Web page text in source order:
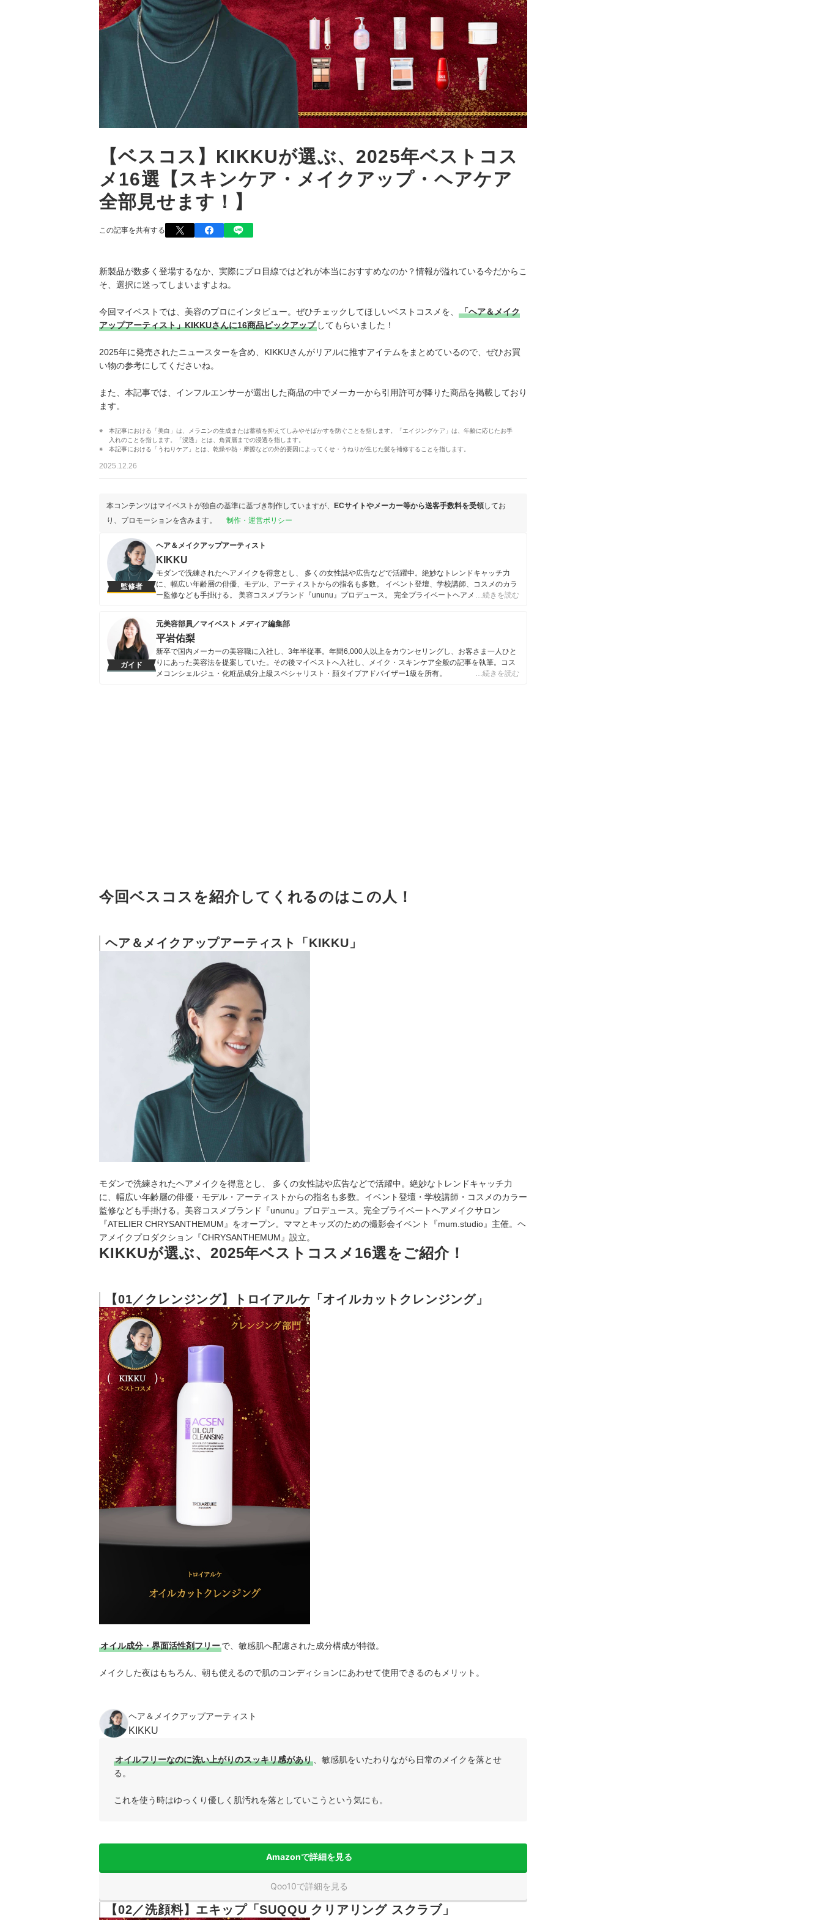
【ベスコス】KIKKUが選ぶ、2025年ベストコス
メ16選【スキンケア・メイクアップ・ヘアケア
全部見せます！】
この記事を共有する
新製品が数多く登場するなか、実際にプロ目線ではどれが本当におすすめなのか？情報が溢れている今だからこ
そ、選択に迷ってしまいますよね。
今回マイベストでは、美容のプロにインタビュー。ぜひチェックしてほしいベストコスメを、
「ヘア＆メイク
アップアーティスト」KIKKUさんに16商品ピックアップ してもらいました！
2025年に発売されたニュースターを含め、KIKKUさんがリアルに推すアイテムをまとめているので、ぜひお買
い物の参考にしてくださいね。
また、本記事では、インフルエンサーが選出した商品の中でメーカーから引用許可が降りた商品を掲載しており
ます。
本記事における「美白」は、メラニンの生成または蓄積を抑えてしみやそばかすを防ぐことを指します。「エイジングケア」は、年齢に応じたお手
入れのことを指します。「浸透」とは、角質層までの浸透を指します。
本記事における「うねりケア」とは、乾燥や熱・摩擦などの外的要因によってくせ・うねりが生じた髪を補修することを指します。
2025.12.26
本コンテンツはマイベストが独自の基準に基づき制作していますが、 ECサイトやメーカー等から送客手数料を受領してお
り、プロモーションを含みます。
制作・運営ポリシー
監修者
ヘア＆メイクアップアーティスト
KIKKU
モダンで洗練されたヘアメイクを得意とし、 多くの女性誌や広告などで活躍中。絶妙なトレンドキャッチ力
に、幅広い年齢層の俳優、モデル、アーティストからの指名も多数。 イベント登壇、学校講師、コスメのカラ
ー監修なども手掛ける。 美容コスメブランド『ununu』プロデュース。 完全プライベートヘアメイクサロン
KIKKUのプロフィール
…続きを読む
ガイド
元美容部員／マイベスト メディア編集部
平岩佑梨
新卒で国内メーカーの美容職に入社し、3年半従事。年間6,000人以上をカウンセリングし、お客さま一人ひと
りにあった美容法を提案していた。その後マイベストへ入社し、メイク・スキンケア全般の記事を執筆。コス
メコンシェルジュ・化粧品成分上級スペシャリスト・顔タイプアドバイザー1級を所有。
…続きを読む
今回ベスコスを紹介してくれるのはこの人！
ヘア＆メイクアップアーティスト「KIKKU」
モダンで洗練されたヘアメイクを得意とし、 多くの女性誌や広告などで活躍中。絶妙なトレンドキャッチ力
に、幅広い年齢層の俳優・モデル・アーティストからの指名も多数。イベント登壇・学校講師・コスメのカラー
監修なども手掛ける。美容コスメブランド『ununu』プロデュース。完全プライベートヘアメイクサロン
『ATELIER CHRYSANTHEMUM』をオープン。ママとキッズのための撮影会イベント『mum.studio』主催。ヘ
アメイクプロダクション『CHRYSANTHEMUM』設立。
KIKKUが選ぶ、2025年ベストコスメ16選をご紹介！
【01／クレンジング】トロイアルケ「オイルカットクレンジング」
オイル成分・界面活性剤フリーで、敏感肌へ配慮された成分構成が特徴。
メイクした夜はもちろん、朝も使えるので肌のコンディションにあわせて使用できるのもメリット。
ヘア＆メイクアップアーティスト
KIKKU
オイルフリーなのに洗い上がりのスッキリ感があり
、敏感肌をいたわりながら日常のメイクを落とせ
る。
これを使う時はゆっくり優しく肌汚れを落としていこうという気にも。
Amazonで詳細を見る
Qoo10で詳細を見る
【02／洗顔料】エキップ「SUQQU クリアリング スクラブ」